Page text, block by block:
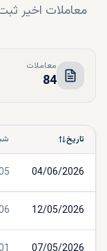
معاملات اخیر
معاملات
84
تاریخ
04/06/2026
12/05/2026